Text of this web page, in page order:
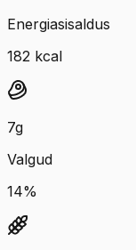
Energiasisaldus
182 kcal
7g
Valgud
14%